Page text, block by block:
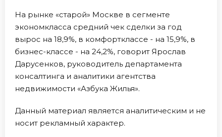
На рынке «старой» Москве в сегменте
экономкласса средний чек сделки за год
вырос на 18,9%, в комфортклассе - на 15,9%, в
бизнес-классе - на 24,2%, говорит Ярослав
Дарусенков, руководитель департамента
консалтинга и аналитики агентства
недвижимости «Азбука Жилья».
Данный материал является аналитическим и не
носит рекламный характер.